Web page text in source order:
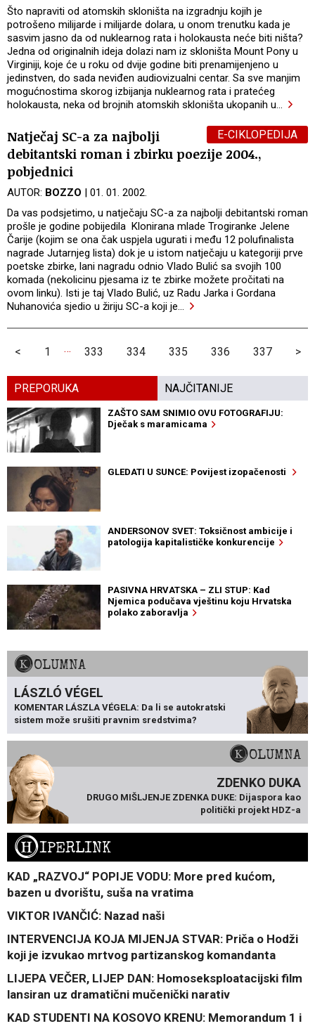
Što napraviti od atomskih skloništa na izgradnju kojih je
potrošeno milijarde i milijarde dolara, u onom trenutku kada je
sasvim jasno da od nuklearnog rata i holokausta neće biti ništa?
Jedna od originalnih ideja dolazi nam iz skloništa Mount Pony u
Virginiji, koje će u roku od dvije godine biti prenamijenjeno u
jedinstven, do sada neviđen audiovizualni centar. Sa sve manjim
mogućnostima skorog izbijanja nuklearnog rata i pratećeg
holokausta, neka od brojnih atomskih skloništa ukopanih u…
E-CIKLOPEDIJA
Natječaj SC-a za najbolji
debitantski roman i zbirku poezije 2004.,
pobjednici
AUTOR: BOZZO | 01. 01. 2002.
Da vas podsjetimo, u natječaju SC-a za najbolji debitantski roman
prošle je godine pobijedila Klonirana mlade Trogiranke Jelene
Čarije (kojim se ona čak uspjela ugurati i među 12 polufinalista
nagrade Jutarnjeg lista) dok je u istom natječaju u kategoriji prve
poetske zbirke, lani nagradu odnio Vlado Bulić sa svojih 100
komada (nekolicinu pjesama iz te zbirke možete pročitati na
ovom linku). Isti je taj Vlado Bulić, uz Radu Jarka i Gordana
Nuhanovića sjedio u žiriju SC-a koji je…
< 1 … 333 334 335 336 337 >
PREPORUKA NAJČITANIJE
ZAŠTO SAM SNIMIO OVU FOTOGRAFIJU:
Dječak s maramicama
GLEDATI U SUNCE: Povijest izopačenosti
ANDERSONOV SVET: Toksičnost ambicije i
patologija kapitalističke konkurencije
PASIVNA HRVATSKA – ZLI STUP: Kad
Njemica podučava vještinu koju Hrvatska
polako zaboravlja
KOLUMNA
LÁSZLÓ VÉGEL
KOMENTAR LÁSZLA VÉGELA: Da li se autokratski
sistem može srušiti pravnim sredstvima?
KOLUMNA
ZDENKO DUKA
DRUGO MIŠLJENJE ZDENKA DUKE: Dijaspora kao
politički projekt HDZ-a
HIPERLINK
KAD „RAZVOJ“ POPIJE VODU: More pred kućom,
bazen u dvorištu, suša na vratima
VIKTOR IVANČIĆ: Nazad naši
INTERVENCIJA KOJA MIJENJA STVAR: Priča o Hodži
koji je izvukao mrtvog partizanskog komandanta
LIJEPA VEČER, LIJEP DAN: Homoseksploatacijski film
lansiran uz dramatični mučenički narativ
KAD STUDENTI NA KOSOVO KRENU: Memorandum 1 i